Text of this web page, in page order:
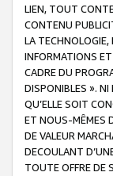
LIEN, TOUT
CONTENU
LA TECHNOLOGIE,
INFORMATIONS
CADRE DU
DISPONIBLES ». NI
QU’ELLE SOIT
ET NOUS-MÊMES
DE VALEUR
DECOULANT
TOUTE OFFRE DE